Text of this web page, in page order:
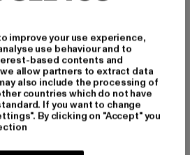
92% Baumwolle, 8%
Agency GmbH & Co. KG |
Köln | DE
improve your use experience,
use behaviour and to
based contents and
allow partners to extract data
also include the processing of
countries which do not have
If you want to change
By clicking on "Accept" you